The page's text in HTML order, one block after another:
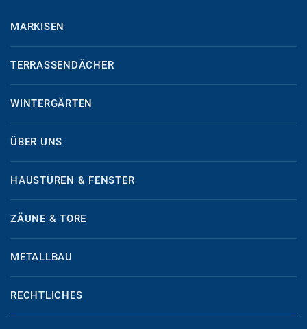
MARKISEN
TERRASSENDÄCHER
WINTERGÄRTEN
ÜBER UNS
HAUSTÜREN & FENSTER
ZÄUNE & TORE
METALLBAU
RECHTLICHES